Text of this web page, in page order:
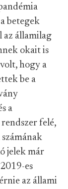
betegek
az államilag
okait is
hogy a
be a
a
felé,
jelek már
es
az állami